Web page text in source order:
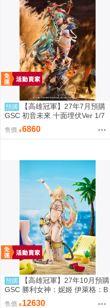
預購
【高雄冠軍】27年7月預購
GSC 初音未來 十面埋伏Ver 1/7
再版 免訂金0907
售價 6860
預購
【高雄冠軍】27年10月預購
GSC 勝利女神：妮姬 伊萊格：B
OOM與驚嚇 1/4 0907
售價 12630